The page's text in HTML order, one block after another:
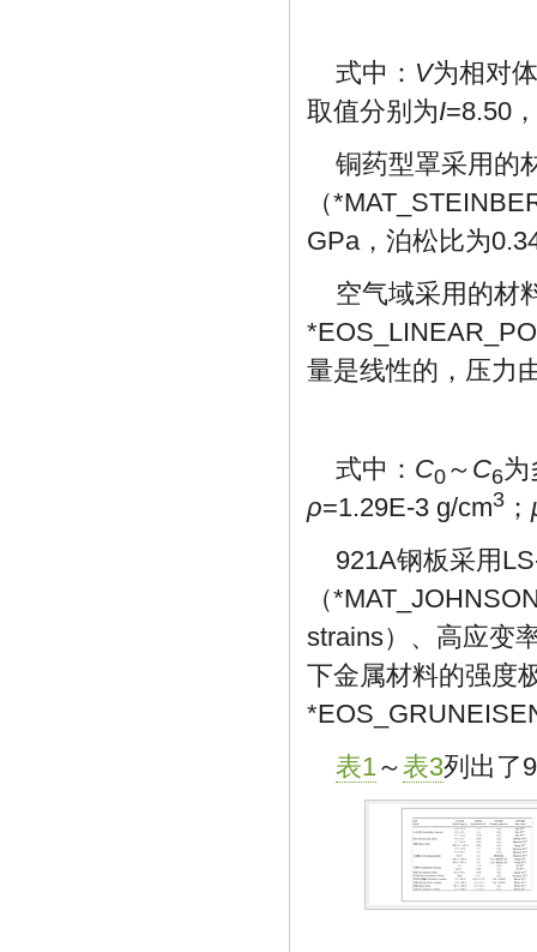
式中： V为相对
取值分别为I=8.50，
铜药型罩采用的
（
GPa，泊松比为
空气域采用的材
量是线性的，压力
式中： C0～ C6为
ρ=1.29E-3 g/cm3 ；
921A钢板采用
（
strains）、高应变
下金属材料的强度
表1～表3列出了